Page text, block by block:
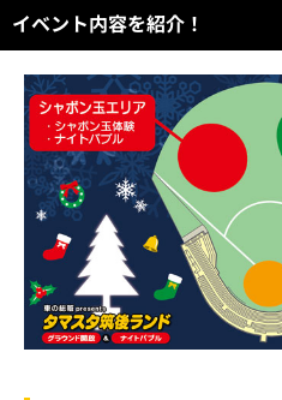
イベント内容を紹介！